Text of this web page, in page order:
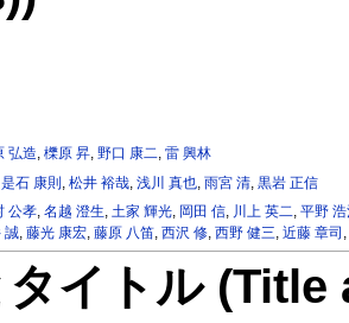
弘造,櫟原 昇,野口 康二,雷 興林
,是石 康則 ,松井 裕哉 ,浅川 真也 ,雨宮 清 ,黒岩 正信
公孝 ,名越 澄生 土家 輝光 岡田 信 川上 英二 ,平野
誠, 藤光 康宏, 藤原 八笛, 西沢 修, 西野 健三 近藤 章司
タイトル